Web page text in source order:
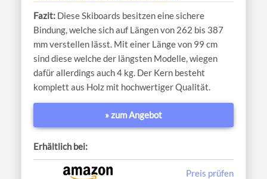
Diese Skiboards besitzen eine sichere
Bindung, welche sich auf Längen von 262 bis 387
mm verstellen lässt. Mit einer Länge von 99 cm
sind diese welche der längsten Modelle, wiegen
dafür allerdings auch 4 kg. Der Kern besteht
komplett aus Holz mit hochwertiger Qualität.
» zum Angebot
Erhältlich bei:
Preis prüfen